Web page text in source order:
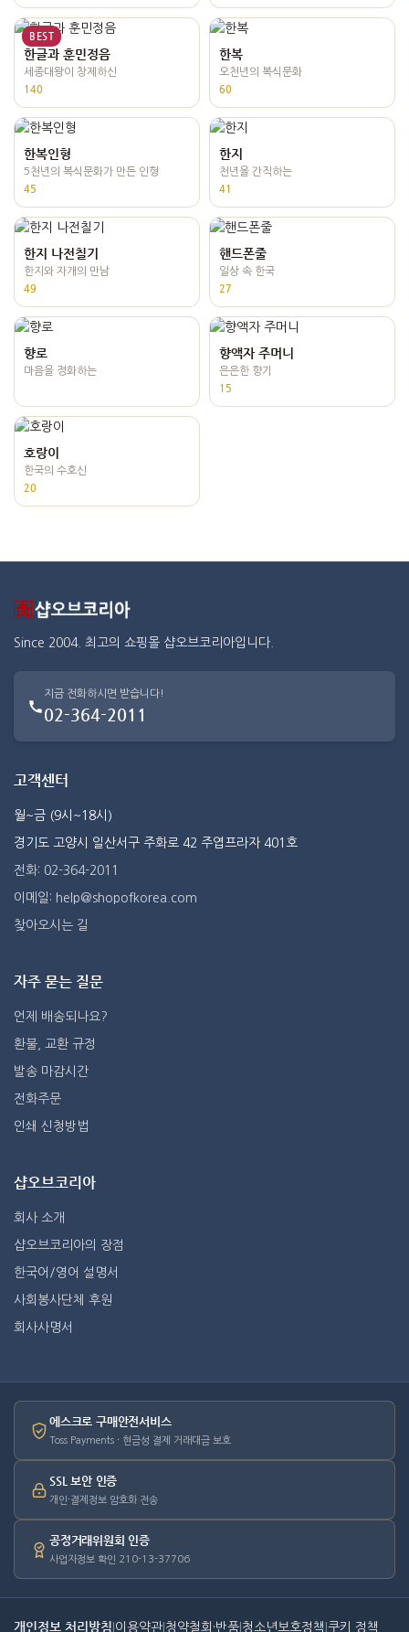
BEST
한글과 훈민정음
세종대왕이 창제하신
140
한복
오천년의 복식문화
60
한복인형
5천년의 복식문화가 만든 인형
45
한지
천년을 간직하는
41
한지 나전칠기
한지와 자개의 만남
49
핸드폰줄
일상 속 한국
27
향로
마음을 정화하는
향액자 주머니
은은한 향기
15
호랑이
한국의 수호신
20
Since 2004. 최고의 쇼핑몰 샵오브코리아입니다.
지금 전화하시면 받습니다!
02-364-2011
고객센터
월~금 (9시~18시)
경기도 고양시 일산서구 주화로 42 주엽프라자 401호
전화: 02-364-2011
이메일: help@shopofkorea.com
찾아오시는 길
자주 묻는 질문
언제 배송되나요?
환불, 교환 규정
발송 마감시간
전화주문
인쇄 신청방법
샵오브코리아
회사 소개
샵오브코리아의 장점
한국어/영어 설명서
사회봉사단체 후원
회사사명서
에스크로 구매안전서비스
Toss Payments · 현금성 결제 거래대금 보호
SSL 보안 인증
개인·결제정보 암호화 전송
공정거래위원회 인증
사업자정보 확인 210-13-37706
개인정보 처리방침 이용약관 청약철회·반품 청소년보호정책 쿠키 정책